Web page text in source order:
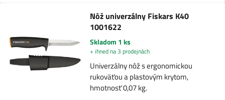
Nôž univerzálny Fiskars K40
1001622
Skladom 1 ks
+ ihned na 3 prodejnách
Univerzálny nôž s ergonomickou
rukoväťou a plastovým krytom,
hmotnosť 0,07 kg.